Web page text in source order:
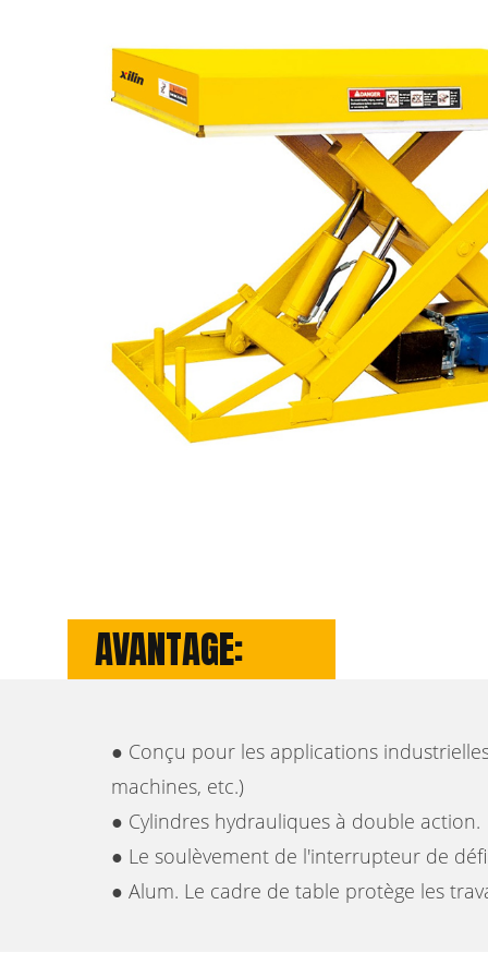
AVANTAGE:
● Conçu pour les applications
machines, etc.)
● Cylindres hydrauliques à double action.
● Le soulèvement de l'interrupteur de
● Alum. Le cadre de table protège les